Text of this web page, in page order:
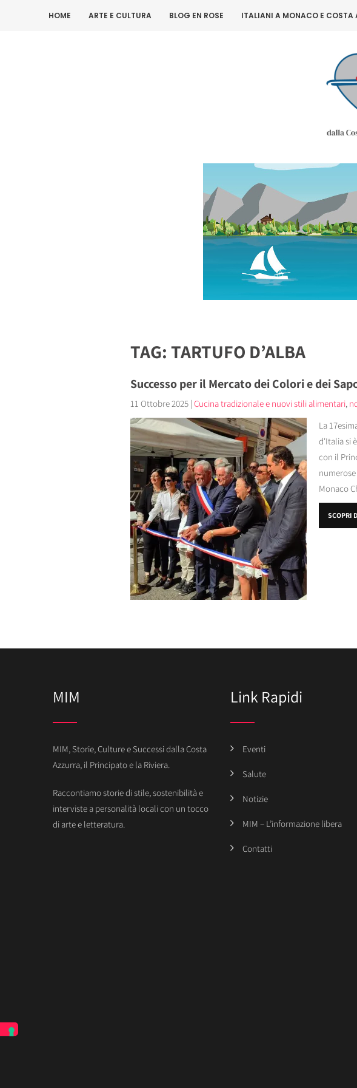
HOME ARTE E CULTURA BLOG EN ROSE ITALIANI A MONACO E COSTA
TAG: TARTUFO D’ALBA
Successo per il Mercato dei Colori e dei
11 Ottobre 2025 | Cucina tradizionale e nuovi stili alimentari,
La
d'Italia si
con il
Monaco
SCOPRI
MIM
MIM, Storie, Culture e Successi dalla Costa
Azzurra, il Principato e la Riviera.
Raccontiamo storie di stile, sostenibilità e
interviste a personalità locali con un tocco
di arte e letteratura.
Link Rapidi
Eventi
Salute
Notizie
MIM – L’informazione libera
Contatti